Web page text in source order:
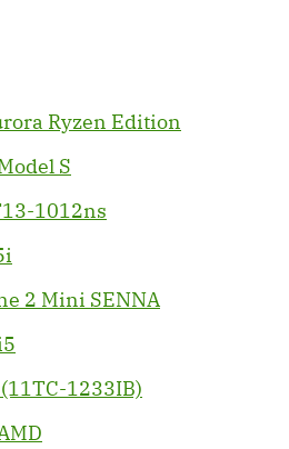
Ryzen Edition
S
1012ns
2 Mini SENNA
1233IB)